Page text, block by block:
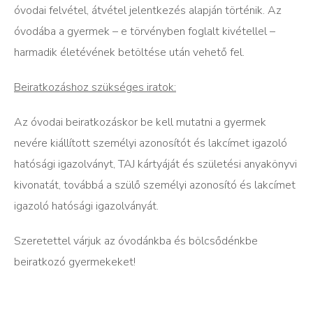
óvodai felvétel, átvétel jelentkezés alapján történik. Az
óvodába a gyermek – e törvényben foglalt kivétellel –
harmadik életévének betöltése után vehető fel.
Beiratkozáshoz szükséges iratok:
Az óvodai beiratkozáskor be kell mutatni a gyermek
nevére kiállított személyi azonosítót és lakcímet igazoló
hatósági igazolványt, TAJ kártyáját és születési anyakönyvi
kivonatát, továbbá a szülő személyi azonosító és lakcímet
igazoló hatósági igazolványát.
Szeretettel várjuk az óvodánkba és bölcsődénkbe
beiratkozó gyermekeket!